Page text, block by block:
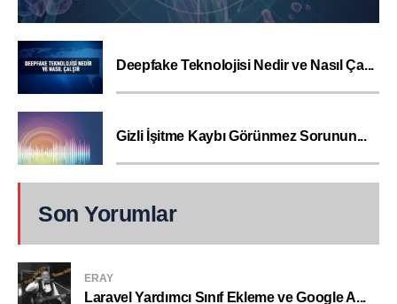
Deepfake Teknolojisi Nedir ve Nasıl Ça...
Gizli İşitme Kaybı Görünmez Sorunun...
Son Yorumlar
ERAY
Laravel Yardımcı Sınıf Ekleme ve Google A...